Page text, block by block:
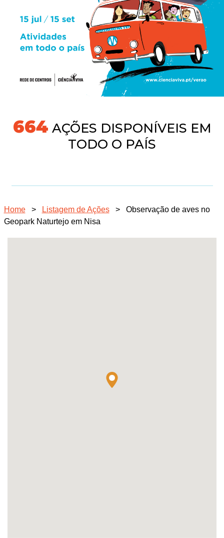
718AÇÕES DISPONÍVEIS EM
TODO O PAÍS
Home > Listagem de Ações >
Observação de aves no
Geopark Naturtejo em Nisa